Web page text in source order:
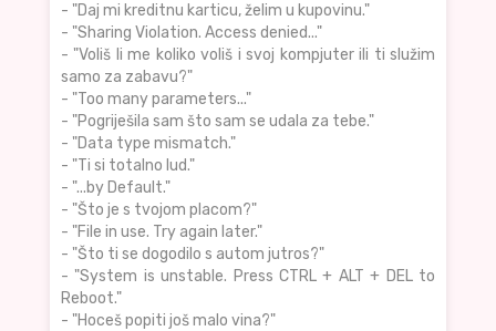
- "Daj mi kreditnu karticu, želim u kupovinu."
- "Sharing Violation. Access denied..."
- "Voliš li me koliko voliš i svoj kompjuter ili ti služim
samo za zabavu?"
- "Too many parameters..."
- "Pogriješila sam što sam se udala za tebe."
- "Data type mismatch."
- "Ti si totalno lud."
- "...by Default."
- "Što je s tvojom placom?"
- "File in use. Try again later."
- "Što ti se dogodilo s autom jutros?"
- "System is unstable. Press CTRL + ALT + DEL to
Reboot."
- "Hoceš popiti još malo vina?"